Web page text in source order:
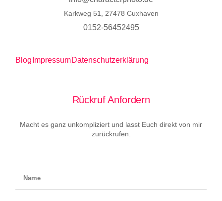
Karkweg 51, 27478 Cuxhaven
0152-56452495
Blog ImpressumDatenschutzerklärung
Rückruf Anfordern
Macht es ganz unkompliziert und lasst Euch direkt von mir
zurückrufen.